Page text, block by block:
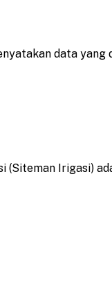
data yang
(Siteman Irigasi)